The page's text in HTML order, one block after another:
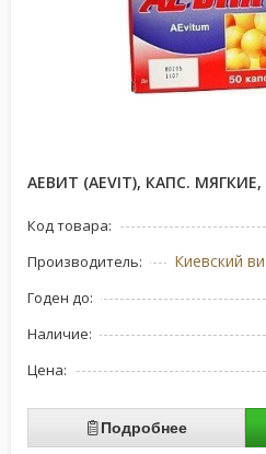
АЕВИТ (AEVIT), КАПС.
Код товара:
Производитель: Киевский
Годен до:
Наличие:
Цена:
Подробнее